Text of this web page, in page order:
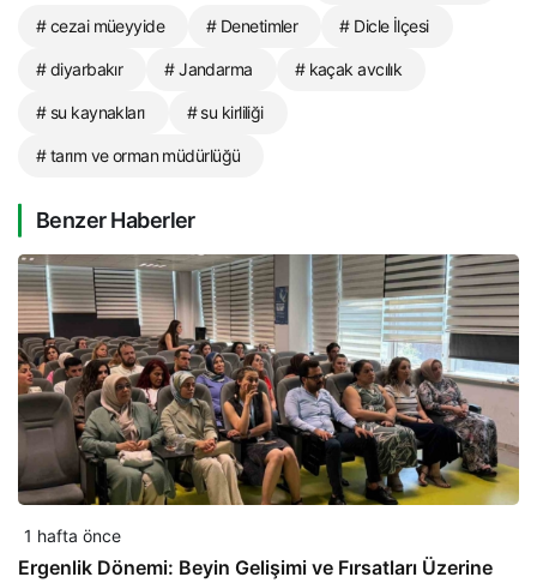
# cezai müeyyide # Denetimler # Dicle İlçesi
# diyarbakır # Jandarma # kaçak avcılık
# su kaynakları # su kirliliği
# tarım ve orman müdürlüğü
Benzer Haberler
1 hafta önce
Ergenlik Dönemi: Beyin Gelişimi ve Fırsatları Üzerine